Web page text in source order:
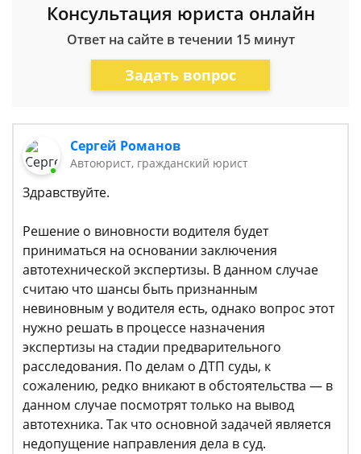
Консультация юриста онлайн
Ответ на сайте в течении 15 минут
Задать вопрос
Сергей Романов
Автоюрист, гражданский юрист
Здравствуйте.
Решение о виновности водителя будет
приниматься на основании заключения
автотехнической экспертизы. В данном случае
считаю что шансы быть признанным
невиновным у водителя есть, однако вопрос этот
нужно решать в процессе назначения
экспертизы на стадии предварительного
расследования. По делам о ДТП суды, к
сожалению, редко вникают в обстоятельства — в
данном случае посмотрят только на вывод
автотехника. Так что основной задачей является
недопущение направления дела в суд.